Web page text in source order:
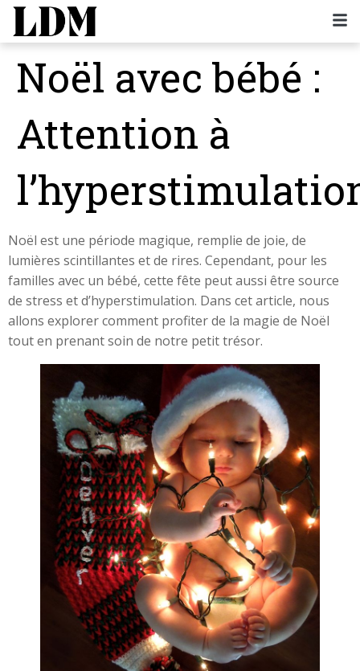
Noël avec bébé :
Attention à
Noël est une période magique, remplie de joie, de
lumières scintillantes et de rires. Cependant, pour les
familles avec un bébé, cette fête peut aussi être source
de stress et d’hyperstimulation. Dans cet article, nous
allons explorer comment profiter de la magie de Noël
tout en prenant soin de notre petit trésor.